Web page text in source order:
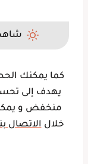
كما يمكنك
يهدف إلى
منخفض و
خلالالاتصال